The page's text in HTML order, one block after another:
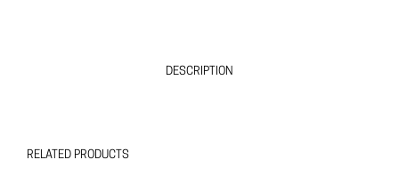
DESCRIPTION
RELATED PRODUCTS